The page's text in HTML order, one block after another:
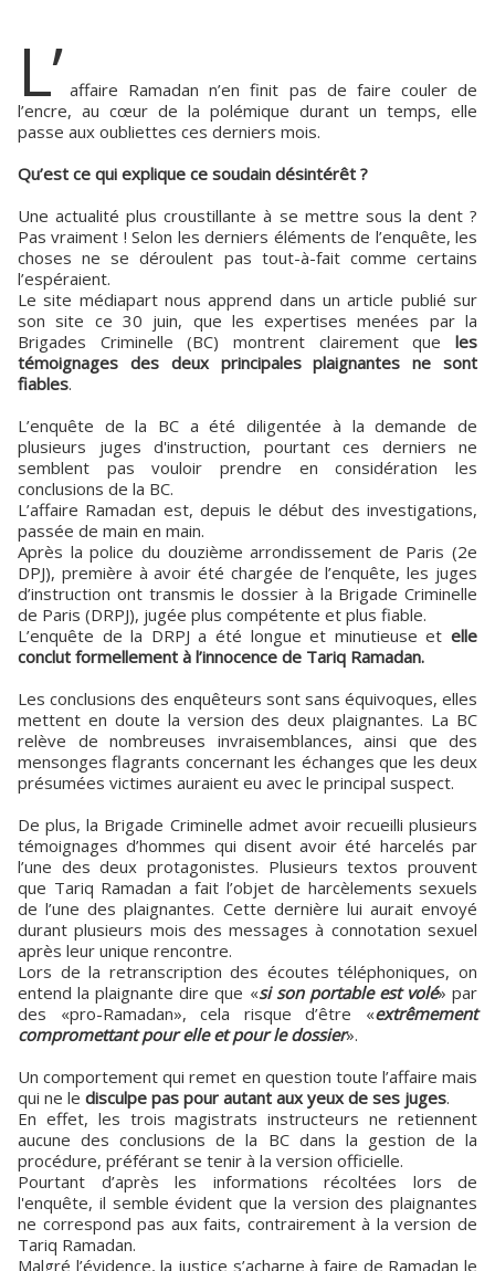
L’ affaire Ramadan n’en finit pas de faire couler de
l’encre, au cœur de la polémique durant un temps, elle
passe aux oubliettes ces derniers mois.
Qu’est ce qui explique ce soudain désintérêt ?
Une actualité plus croustillante à se mettre sous la dent ?
Pas vraiment ! Selon les derniers éléments de l’enquête, les
choses ne se déroulent pas tout-à-fait comme certains
l’espéraient.
Le site médiapart nous apprend dans un article publié sur
son site ce 30 juin, que les expertises menées par la
Brigades Criminelle (BC) montrent clairement que les
témoignages des deux principales plaignantes ne sont
fiables.
L’enquête de la BC a été diligentée à la demande de
plusieurs juges d'instruction, pourtant ces derniers ne
semblent pas vouloir prendre en considération les
conclusions de la BC.
L’affaire Ramadan est, depuis le début des investigations,
passée de main en main.
Après la police du douzième arrondissement de Paris (2e
DPJ), première à avoir été chargée de l’enquête, les juges
d’instruction ont transmis le dossier à la Brigade Criminelle
de Paris (DRPJ), jugée plus compétente et plus fiable.
L’enquête de la DRPJ a été longue et minutieuse et elle
conclut formellement à l’innocence de Tariq Ramadan.
Les conclusions des enquêteurs sont sans équivoques, elles
mettent en doute la version des deux plaignantes. La BC
relève de nombreuses invraisemblances, ainsi que des
mensonges flagrants concernant les échanges que les deux
présumées victimes auraient eu avec le principal suspect.
De plus, la Brigade Criminelle admet avoir recueilli plusieurs
témoignages d’hommes qui disent avoir été harcelés par
l’une des deux protagonistes. Plusieurs textos prouvent
que Tariq Ramadan a fait l’objet de harcèlements sexuels
de l’une des plaignantes. Cette dernière lui aurait envoyé
durant plusieurs mois des messages à connotation sexuel
après leur unique rencontre.
Lors de la retranscription des écoutes téléphoniques, on
entend la plaignante dire que «si son portable est volé» par
des «pro-Ramadan», cela risque d’être «extrêmement
compromettant pour elle et pour le dossier».
Un comportement qui remet en question toute l’affaire mais
qui ne le disculpe pas pour autant aux yeux de ses juges.
En effet, les trois magistrats instructeurs ne retiennent
aucune des conclusions de la BC dans la gestion de la
procédure, préférant se tenir à la version officielle.
Pourtant d’après les informations récoltées lors de
l'enquête, il semble évident que la version des plaignantes
ne correspond pas aux faits, contrairement à la version de
Tariq Ramadan.
Malgré l’évidence, la justice s’acharne à faire de Ramadan le